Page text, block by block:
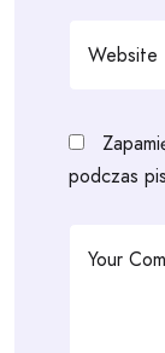
podczas